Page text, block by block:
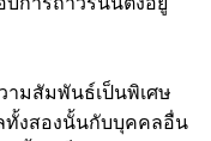
สัมพันธ์เป็นพิเศษ
ทั้งสองนั้นกับบุคคลอื่น